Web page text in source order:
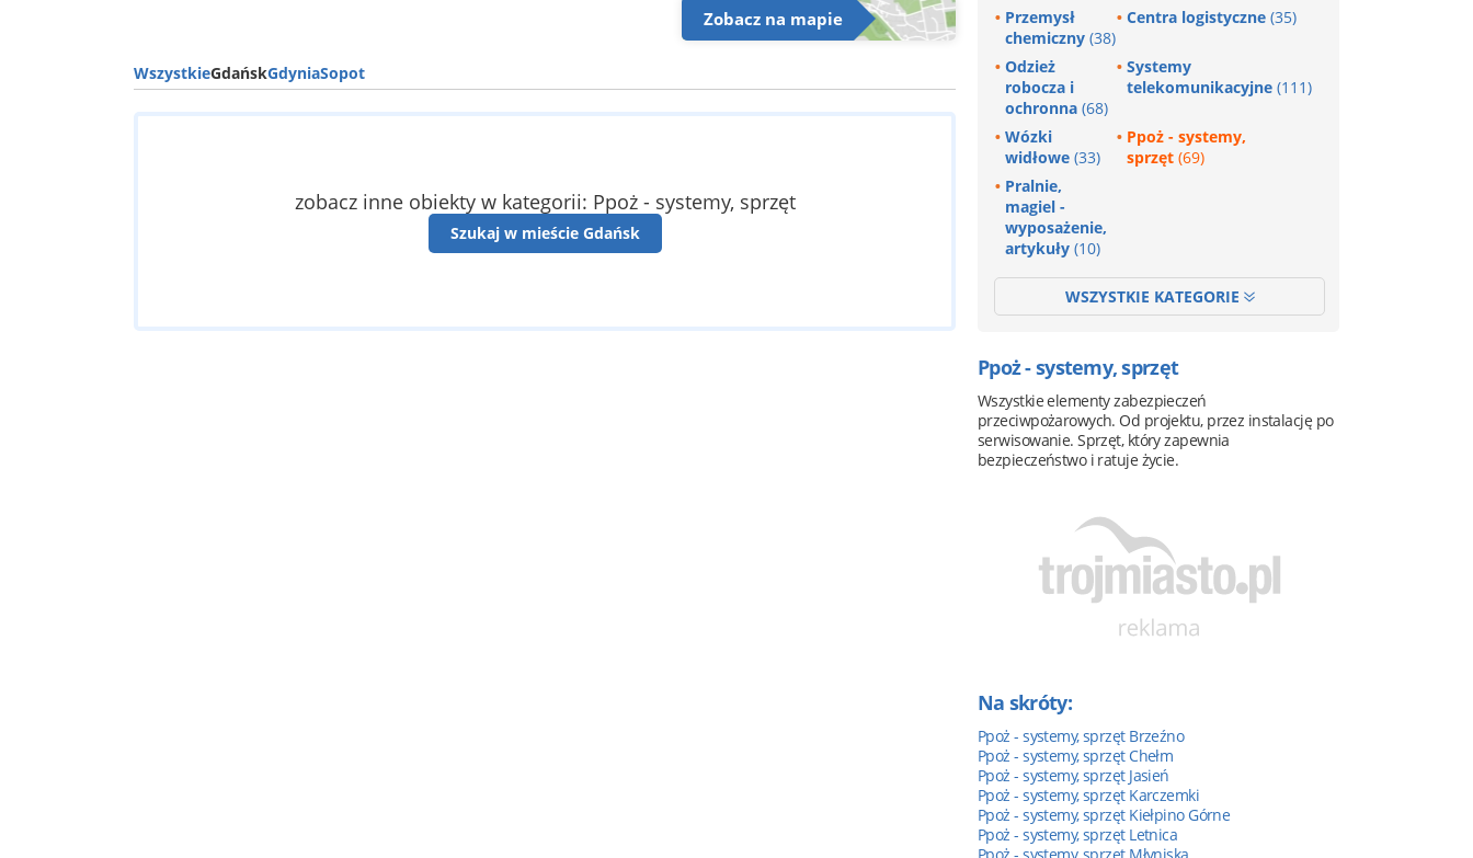
Zobacz na mapie
WszystkieGdańskGdyniaSopot
zobacz inne obiekty w kategorii: Ppoż - systemy, sprzęt
Szukaj w mieście Gdańsk
Przemysł
chemiczny (38)
Centra logistyczne (35)
Odzież
robocza i
ochronna (68)
Systemy
telekomunikacyjne (111)
Wózki
widłowe (33)
Ppoż - systemy,
sprzęt (69)
Pralnie,
magiel -
wyposażenie,
artykuły (10)
WSZYSTKIE KATEGORIE
Ppoż - systemy, sprzęt
Wszystkie elementy zabezpieczeń
przeciwpożarowych. Od projektu, przez instalację po
serwisowanie. Sprzęt, który zapewnia
bezpieczeństwo i ratuje życie.
Na skróty:
Ppoż - systemy, sprzęt Brzeźno
Ppoż - systemy, sprzęt Chełm
Ppoż - systemy, sprzęt Jasień
Ppoż - systemy, sprzęt Karczemki
Ppoż - systemy, sprzęt Kiełpino Górne
Ppoż - systemy, sprzęt Letnica